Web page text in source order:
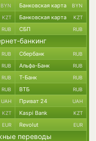
BYN Банковская карта BYN
KZT Банковская карта KZT
RUB СБП RUB
банкинг
RUB Сбербанк RUB
RUB Альфа-Банк RUB
RUB Т-Банк RUB
RUB ВТБ RUB
UAH Приват 24 UAH
KZT Kaspi Bank KZT
EUR Revolut EUR
переводы